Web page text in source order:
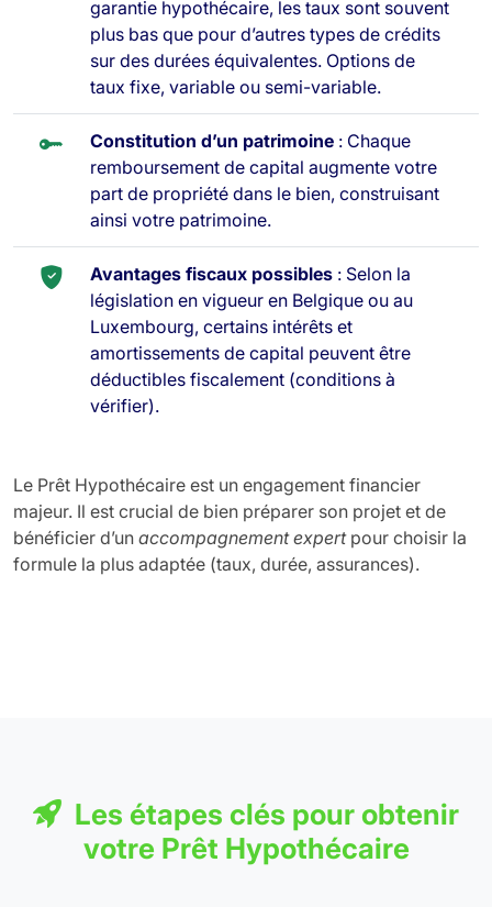
garantie hypothécaire, les taux sont souvent
plus bas que pour d’autres types de crédits
sur des durées équivalentes. Options de
taux fixe, variable ou semi-variable.
Constitution d’un patrimoine : Chaque
remboursement de capital augmente votre
part de propriété dans le bien, construisant
ainsi votre patrimoine.
Avantages fiscaux possibles : Selon la
législation en vigueur en Belgique ou au
Luxembourg, certains intérêts et
amortissements de capital peuvent être
déductibles fiscalement (conditions à
vérifier).
Le Prêt Hypothécaire est un engagement financier
majeur. Il est crucial de bien préparer son projet et de
bénéficier d’un accompagnement expertpour choisir la
formule la plus adaptée (taux, durée, assurances).
Les étapes clés pour obtenir
votre Prêt Hypothécaire